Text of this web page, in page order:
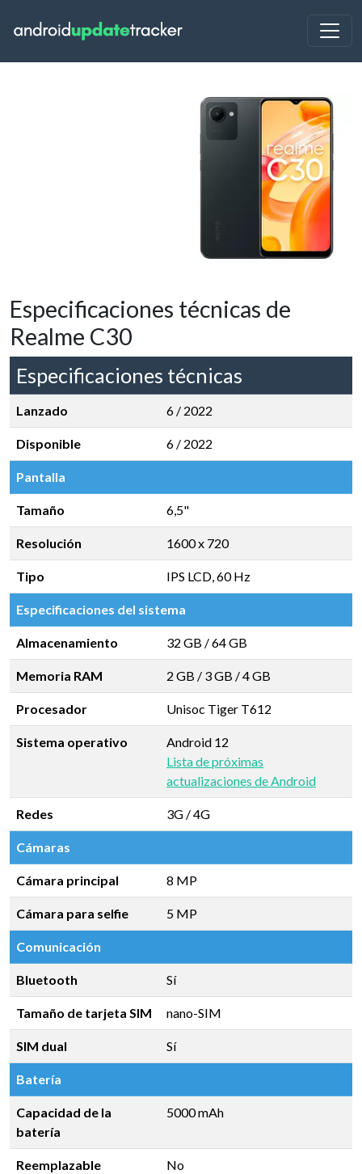
Especificaciones técnicas de
Realme C30
Especificaciones técnicas
Lanzado 6 / 2022
Disponible 6 / 2022
Pantalla
Tamaño 6,5"
Resolución 1600 x 720
Tipo IPS LCD, 60 Hz
Especificaciones del sistema
Almacenamiento 32 GB /64 GB
Memoria RAM 2 GB / 3 GB /4 GB
Procesador Unisoc Tiger T612
Sistema operativo
Android 12
Lista de próximas
actualizaciones de Android
Redes 3G / 4G
Cámaras
Cámara principal 8 MP
Cámara para selfie 5 MP
Comunicación
Bluetooth Sí
Tamaño de tarjeta SIM nano-SIM
SIM dual Sí
Batería
Capacidad de la
batería
5000 mAh
Reemplazable No